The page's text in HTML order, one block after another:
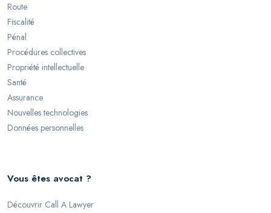
Route
Fiscalité
Pénal
Procédures collectives
Propriété intellectuelle
Santé
Assurance
Nouvelles technologies
Données personnelles
Vous êtes avocat ?
Découvrir Call A Lawyer